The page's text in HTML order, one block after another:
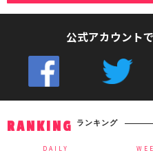
公式アカウント
RANKING ランキング
DAILY